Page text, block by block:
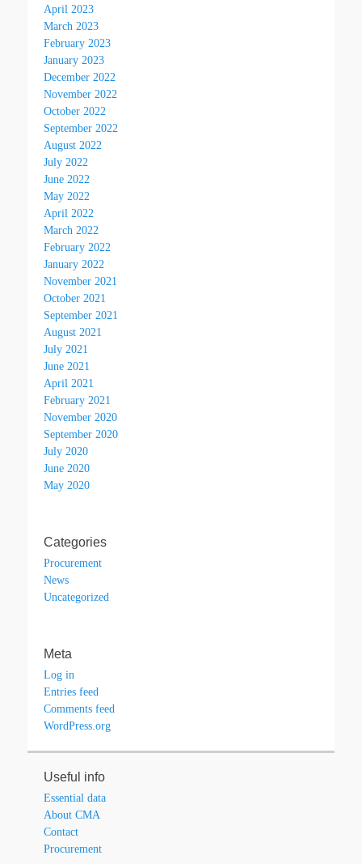
April 2023
March 2023
February 2023
January 2023
December 2022
November 2022
October 2022
September 2022
August 2022
July 2022
June 2022
May 2022
April 2022
March 2022
February 2022
January 2022
November 2021
October 2021
September 2021
August 2021
July 2021
June 2021
April 2021
February 2021
November 2020
September 2020
July 2020
June 2020
May 2020
Categories
Procurement
News
Uncategorized
Meta
Log in
Entries feed
Comments feed
WordPress.org
Useful info
Essential data
About CMA
Contact
Procurement